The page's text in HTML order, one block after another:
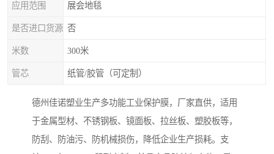
应用范围 展会地毯
是否进口货源 否
米数 300米
管芯 纸管/胶管（可定制）
德州佳诺塑业生产多功能工业保护膜，厂家直供，适用
于金属型材、不锈钢板、镜面板、拉丝板、塑胶板等，
防刮、防油污、防机械损伤，降低企业生产损耗。支